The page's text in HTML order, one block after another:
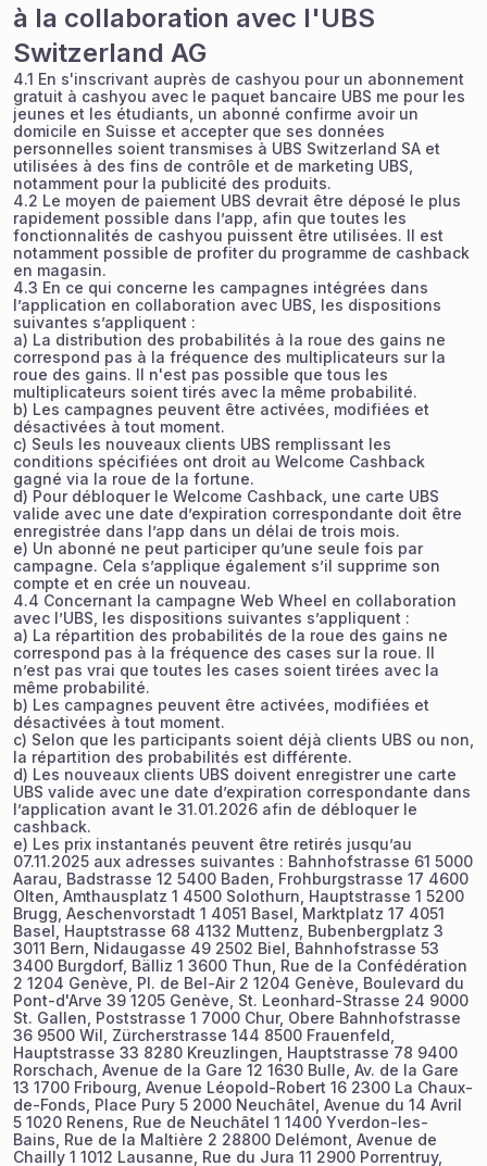
à la collaboration avec l'UBS
Switzerland AG
4.1 En s'inscrivant auprès de cashyou pour un abonnement
gratuit à cashyou avec le paquet bancaire UBS me pour les
jeunes et les étudiants, un abonné confirme avoir un
domicile en Suisse et accepter que ses données
personnelles soient transmises à UBS Switzerland SA et
utilisées à des fins de contrôle et de marketing UBS,
notamment pour la publicité des produits.
4.2 Le moyen de paiement UBS devrait être déposé le plus
rapidement possible dans l’app, afin que toutes les
fonctionnalités de cashyou puissent être utilisées. Il est
notamment possible de profiter du programme de cashback
en magasin.
4.3 En ce qui concerne les campagnes intégrées dans
l’application en collaboration avec UBS, les dispositions
suivantes s’appliquent :
a) La distribution des probabilités à la roue des gains ne
correspond pas à la fréquence des multiplicateurs sur la
roue des gains. Il n'est pas possible que tous les
multiplicateurs soient tirés avec la même probabilité.
b) Les campagnes peuvent être activées, modifiées et
désactivées à tout moment.
c) Seuls les nouveaux clients UBS remplissant les
conditions spécifiées ont droit au Welcome Cashback
gagné via la roue de la fortune.
d) Pour débloquer le Welcome Cashback, une carte UBS
valide avec une date d’expiration correspondante doit être
enregistrée dans l’app dans un délai de trois mois.
e) Un abonné ne peut participer qu’une seule fois par
campagne. Cela s’applique également s’il supprime son
compte et en crée un nouveau.
4.4 Concernant la campagne Web Wheel en collaboration
avec l’UBS, les dispositions suivantes s’appliquent :
a) La répartition des probabilités de la roue des gains ne
correspond pas à la fréquence des cases sur la roue. Il
n’est pas vrai que toutes les cases soient tirées avec la
même probabilité.
b) Les campagnes peuvent être activées, modifiées et
désactivées à tout moment.
c) Selon que les participants soient déjà clients UBS ou non,
la répartition des probabilités est différente.
d) Les nouveaux clients UBS doivent enregistrer une carte
UBS valide avec une date d’expiration correspondante dans
l’application avant le 31.01.2026 afin de débloquer le
cashback.
e) Les prix instantanés peuvent être retirés jusqu’au
07.11.2025 aux adresses suivantes : Bahnhofstrasse 61 5000
Aarau, Badstrasse 12 5400 Baden, Frohburgstrasse 17 4600
Olten, Amthausplatz 1 4500 Solothurn, Hauptstrasse 1 5200
Brugg, Aeschenvorstadt 1 4051 Basel, Marktplatz 17 4051
Basel, Hauptstrasse 68 4132 Muttenz, Bubenbergplatz 3
3011 Bern, Nidaugasse 49 2502 Biel, Bahnhofstrasse 53
3400 Burgdorf, Bälliz 1 3600 Thun, Rue de la Confédération
2 1204 Genève, Pl. de Bel-Air 2 1204 Genève, Boulevard du
Pont-d'Arve 39 1205 Genève, St. Leonhard-Strasse 24 9000
St. Gallen, Poststrasse 1 7000 Chur, Obere Bahnhofstrasse
36 9500 Wil, Zürcherstrasse 144 8500 Frauenfeld,
Hauptstrasse 33 8280 Kreuzlingen, Hauptstrasse 78 9400
Rorschach, Avenue de la Gare 12 1630 Bulle, Av. de la Gare
13 1700 Fribourg, Avenue Léopold-Robert 16 2300 La Chaux-
de-Fonds, Place Pury 5 2000 Neuchâtel, Avenue du 14 Avril
5 1020 Renens, Rue de Neuchâtel 1 1400 Yverdon-les-
Bains, Rue de la Maltière 2 28800 Delémont, Avenue de
Chailly 1 1012 Lausanne, Rue du Jura 11 2900 Porrentruy,